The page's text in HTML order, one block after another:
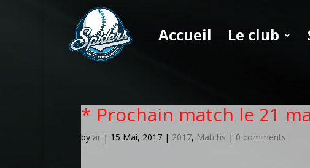
Accueil Le club
* Prochain match le 21
by ar | 15 Mai, 2017 | 2017, Matchs | 0 comments